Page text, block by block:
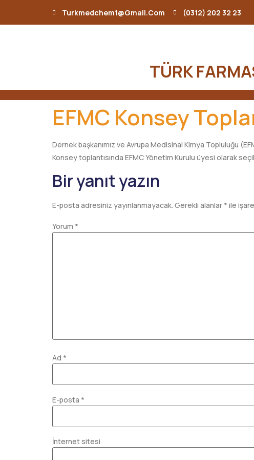
Turkmedchem1@gmail.com (0312) 202 32 23
TÜRK
EFMC Konsey
Dernek başkanımız ve Avrupa Medisinal Kimya Topluluğu
Konsey toplantısında EFMC Yönetim Kurulu üyesi olarak
Bir yanıt yazın
E-posta adresiniz yayınlanmayacak. Gerekli alanlar * ile
Yorum *
Ad *
E-posta *
İnternet sitesi